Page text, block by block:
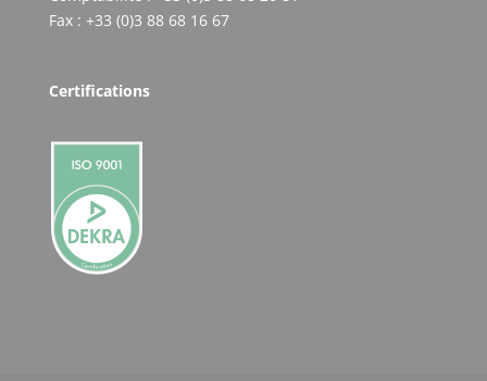
Fax : +33 (0)3 88 68 16 67
Certifications